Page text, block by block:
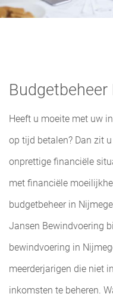
Budgetbeheer
Heeft u moeite met uw
op tijd betalen? Dan zit
onprettige financiële
met financiële
budgetbeheer in
Jansen Bewindvoering
bewindvoering in
meerderjarigen die niet
inkomsten te beheren.